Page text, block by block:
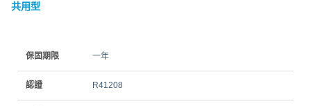
共用型
保固期限 一年
認證 R41208